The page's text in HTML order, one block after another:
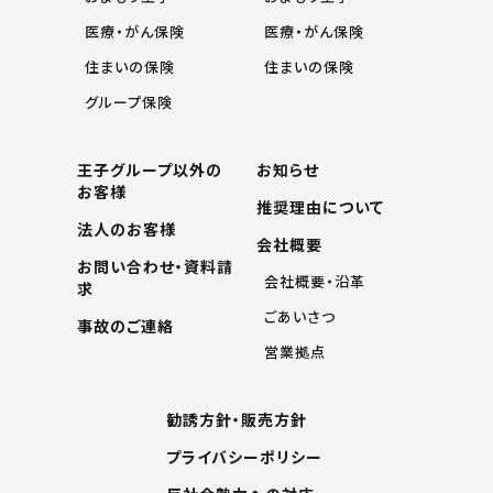
医療・がん保険
住まいの保険
グループ保険
医療・がん保険
住まいの保険
王子グループ以外の
お客様
法人のお客様
お問い合わせ・資料請
求
事故のご連絡
お知らせ
推奨理由について
会社概要
会社概要・沿革
ごあいさつ
営業拠点
勧誘方針・販売方針
プライバシーポリシー